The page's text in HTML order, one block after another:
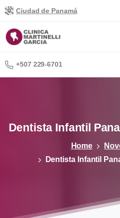
Ciudad de Panamá
+507 229-6701
Dentista Infantil
Home
Dentista Infantil